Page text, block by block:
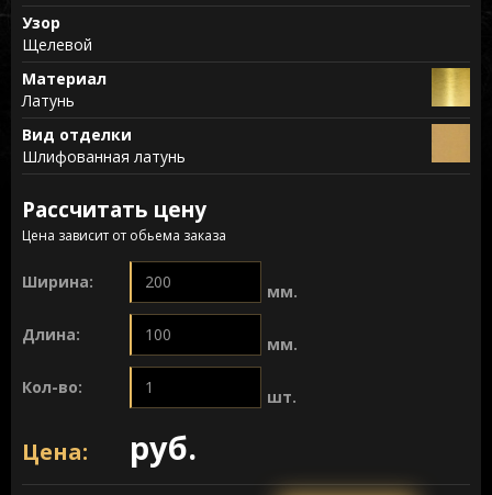
Узор
Щелевой
Материал
Латунь
Вид отделки
Шлифованная латунь
Рассчитать цену
Цена зависит от обьема заказа
Ширина: мм.
Длина: мм.
Кол-во: шт.
Цена: руб.